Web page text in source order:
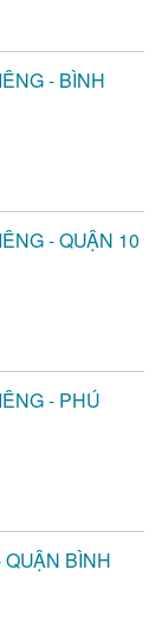
- BÌNH
- QUẬN 10
- PHÚ
BÌNH